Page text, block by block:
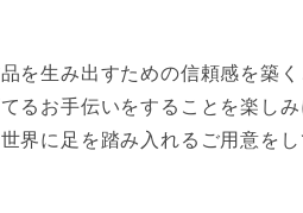
を生み出すための信頼感を築く
るお手伝いをすることを楽しみ
界に足を踏み入れるご用意をし